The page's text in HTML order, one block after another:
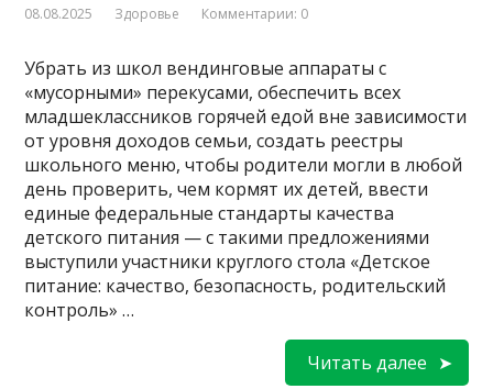
08.08.2025 Здоровье Комментарии: 0
Убрать из школ вендинговые аппараты с
«мусорными» перекусами, обеспечить всех
младшеклассников горячей едой вне зависимости
от уровня доходов семьи, создать реестры
школьного меню, чтобы родители могли в любой
день проверить, чем кормят их детей, ввести
единые федеральные стандарты качества
детского питания — с такими предложениями
выступили участники круглого стола «Детское
питание: качество, безопасность, родительский
контроль» …
Читать далее